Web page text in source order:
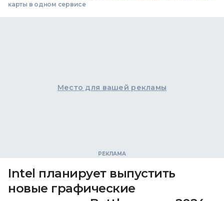
карты в одном сервисе
Место для вашей рекламы
Intel планирует выпустить
новые графические